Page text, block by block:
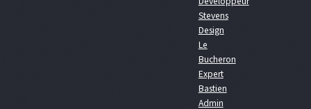
Stevens
Design
Le
Bucheron
Expert
Bastien
Admin